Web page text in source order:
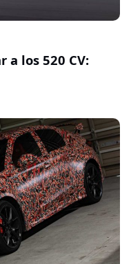
a los 520 CV: